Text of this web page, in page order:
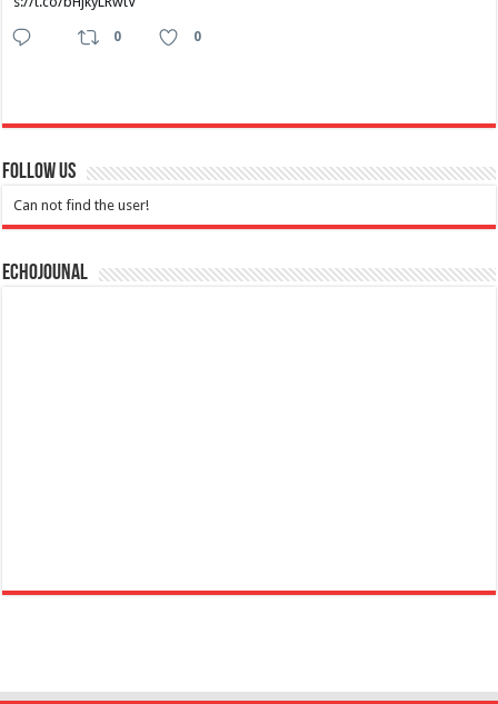
0 0
Follow Us
Can not find the user!
Echojounal